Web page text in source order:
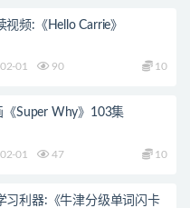
频:《Hello Carrie》
01 90 10
《Super Why》103集
01 47 10
习利器:《牛津分级单词闪卡